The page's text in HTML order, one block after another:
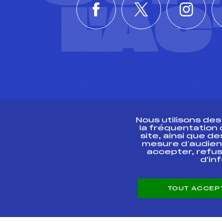
ESPACE PRESSE
Nous utilisons
la fréquentation
site, ainsi que
mesure
accepter,
TOUT